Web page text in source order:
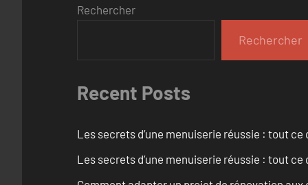
Rechercher
Rechercher
Recent Posts
Les secrets d’une menuiserie réussie : tout
Les secrets d’une menuiserie réussie : tout